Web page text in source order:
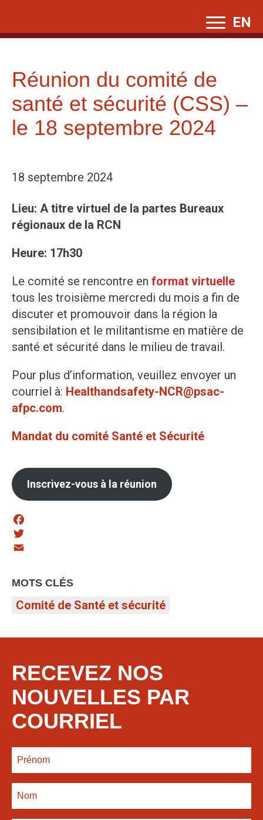
content
EN
Réunion du comité de
santé et sécurité (CSS) –
le 18 septembre 2024
18 septembre 2024
Lieu: A titre virtuel de la partes Bureaux
régionaux de la RCN
Heure: 17h30
Le comité se rencontre en format virtuelle
tous les troisième mercredi du mois a fin de
discuter et promouvoir dans la région la
sensibilation et le militantisme en matière de
santé et sécurité dans le milieu de travail.
Pour plus d’information, veuillez envoyer un
courriel à: Healthandsafety-NCR@psac-
afpc.com.
Mandat du comité Santé et Sécurité
Inscrivez-vous à la réunion
Facebook
Twitter
MOTS CLÉS
Comité de Santé et sécurité
RECEVEZ NOS
NOUVELLES PAR
COURRIEL